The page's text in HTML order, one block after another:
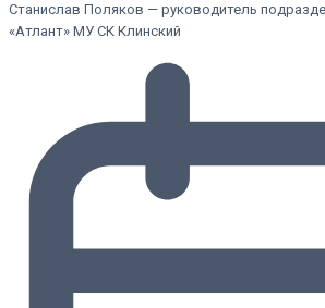
Станислав Поляков — руководитель
«Атлант» МУ СК Клинский